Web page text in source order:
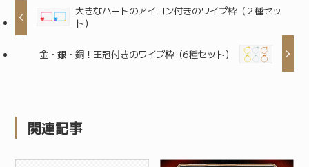
大きなハートのアイコン付きのワイプ枠（２種セッ
ト）
金・銀・銅！王冠付きのワイプ枠（6種セット）
関連記事